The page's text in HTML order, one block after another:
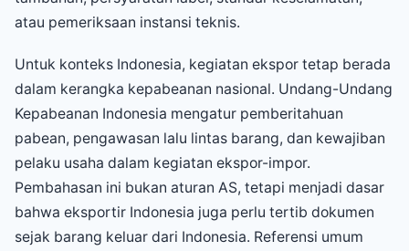
atau pemeriksaan instansi teknis.
Untuk konteks Indonesia, kegiatan ekspor tetap berada
dalam kerangka kepabeanan nasional. Undang-Undang
Kepabeanan Indonesia mengatur pemberitahuan
pabean, pengawasan lalu lintas barang, dan kewajiban
pelaku usaha dalam kegiatan ekspor-impor.
Pembahasan ini bukan aturan AS, tetapi menjadi dasar
bahwa eksportir Indonesia juga perlu tertib dokumen
sejak barang keluar dari Indonesia. Referensi umum